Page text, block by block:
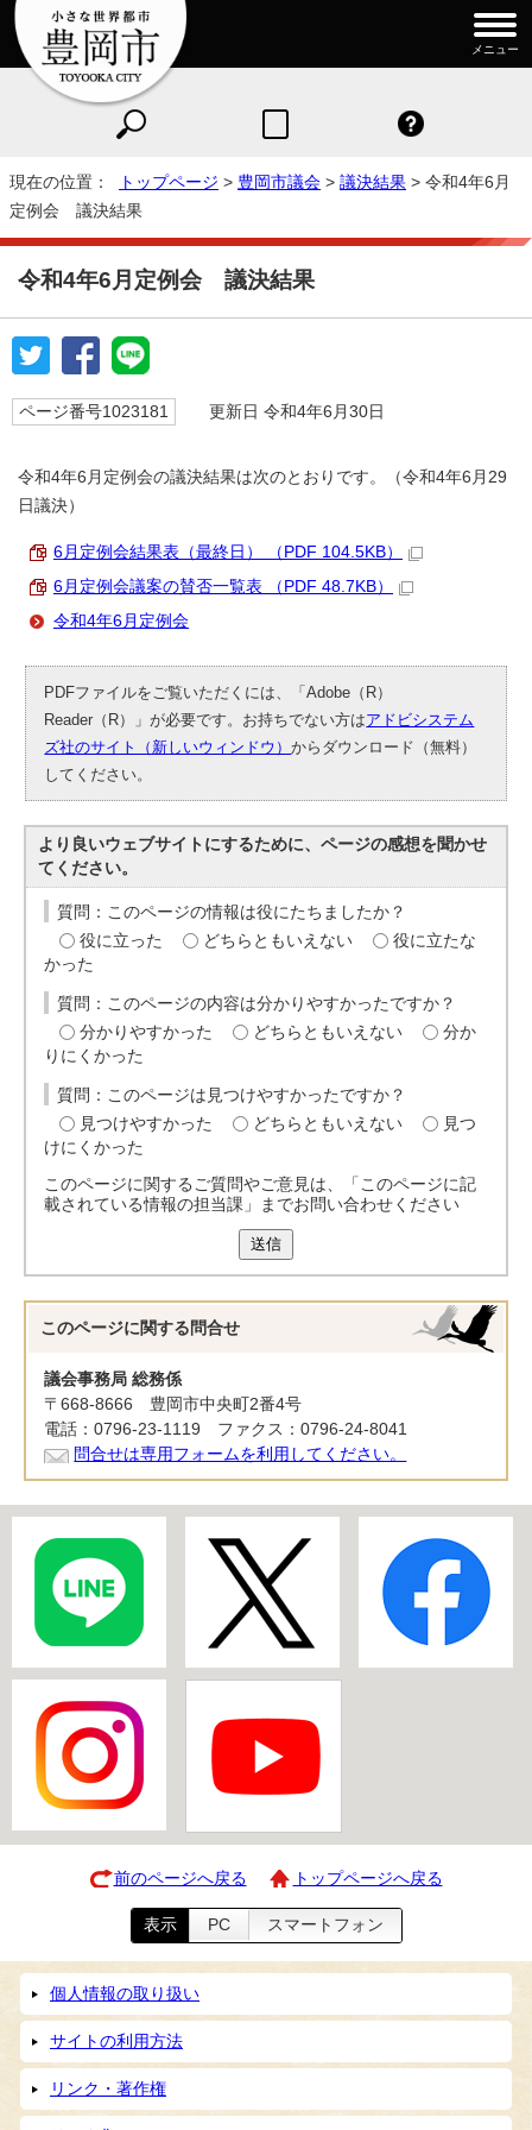
メニュー
現在の位置： トップページ > 豊岡市議会 > 議決結果 > 令和4年6月
定例会 議決結果
令和4年6月定例会 議決結果
ページ番号1023181 更新日 令和4年6月30日
令和4年6月定例会の議決結果は次のとおりです。（令和4年6月29
日議決）
6月定例会結果表（最終日） （PDF 104.5KB）
6月定例会議案の賛否一覧表 （PDF 48.7KB）
令和4年6月定例会
PDFファイルをご覧いただくには、「Adobe（R）
Reader（R）」が必要です。お持ちでない方はアドビシステム
ズ社のサイト（新しいウィンドウ）からダウンロード（無料）
してください。
より良いウェブサイトにするために、ページの感想を聞かせ
てください。
質問：このページの情報は役にたちましたか？
役に立った
どちらともいえない
役に立たな
かった
質問：このページの内容は分かりやすかったですか？
分かりやすかった
どちらともいえない
分か
りにくかった
質問：このページは見つけやすかったですか？
見つけやすかった
どちらともいえない
見つ
けにくかった
このページに関するご質問やご意見は、「このページに記
載されている情報の担当課」までお問い合わせください
送信
このページに関する 問合せ
議会事務局 総務係
〒668-8666 豊岡市中央町2番4号
電話：0796-23-1119 ファクス：0796-24-8041
問合せは専用フォームを利用してください。
前のページへ戻る トップページへ戻る
表示 PC スマートフォン
個人情報の取り扱い
サイトの利用方法
リンク・著作権